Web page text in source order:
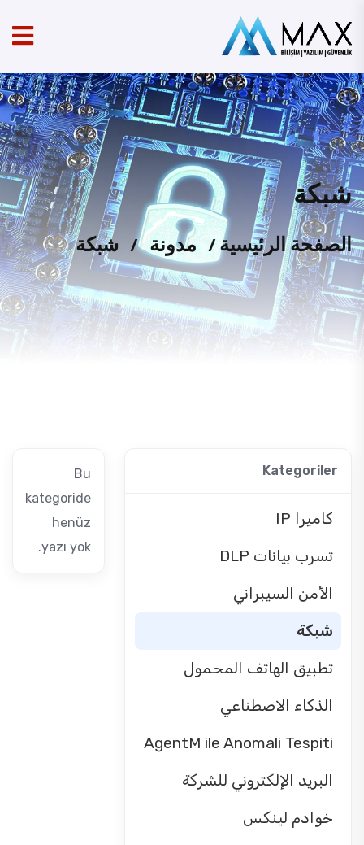
شبكة
الصفحة الرئيسية/ مدونة / شبكة
Kategoriler
كاميرا IP
تسرب بيانات DLP
الأمن السيبراني
شبكة
تطبيق الهاتف المحمول
الذكاء الاصطناعي
AgentM ile Anomali Tespiti
البريد الإلكتروني للشركة
خوادم لينكس
Bu
kategoride
henüz
yazı yok.